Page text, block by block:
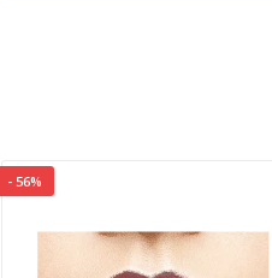
- 56%